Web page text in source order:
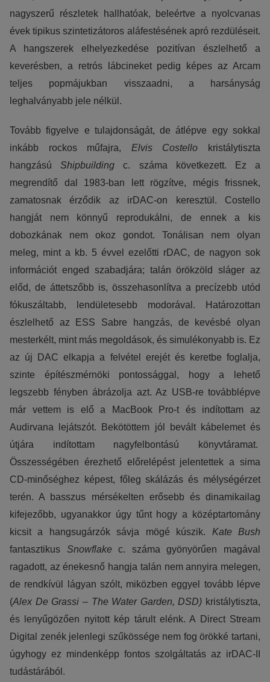
nagyszerű részletek hallhatóak, beleértve a nyolcvanas
évek tipikus szintetizátoros aláfestésének apró rezdüléseit.
A hangszerek elhelyezkedése pozitívan észlelhető a
keverésben, a retrós lábcineket pedig képes az Arcam
teljes popmájukban visszaadni, a harsányság
leghalványabb jele nélkül.
Tovább figyelve e tulajdonságát, de átlépve egy sokkal
inkább rockos műfajra, Elvis Costello kristálytiszta
hangzásúShipbuilding c. száma következett. Ez a
megrendítő dal 1983-ban lett rögzítve, mégis frissnek,
zamatosnak érződik az irDAC-on keresztül. Costello
hangját nem könnyű reprodukálni, de ennek a kis
dobozkának nem okoz gondot. Tonálisan nem olyan
meleg, mint a kb. 5 évvel ezelőtti rDAC, de nagyon sok
információt enged szabadjára; talán örökzöld sláger az
előd, de áttetszőbb is, összehasonlítva a precízebb utód
fókuszáltabb, lendületesebb modorával. Határozottan
észlelhető az ESS Sabre hangzás, de kevésbé olyan
mesterkélt, mint más megoldások, és simulékonyabb is. Ez
az új DAC elkapja a felvétel erejét és keretbe foglalja,
szinte építészmérnöki pontossággal, hogy a lehető
legszebb fényben ábrázolja azt. Az USB-re továbblépve
már vettem is elő a MacBook Pro-t és indítottam az
Audirvana lejátszót. Bekötöttem jól bevált kábelemet és
útjára indítottam nagyfelbontású könyvtáramat.
Összességében érezhető előrelépést jelentettek a sima
CD-minőséghez képest, főleg skálázás és mélységérzet
terén. A basszus mérsékelten erősebb és dinamikailag
kifejezőbb, ugyanakkor úgy tűnt hogy a középtartomány
kicsit a hangsugárzók sávja mögé kúszik. Kate Bush
fantasztikus Snowflakec. száma gyönyörűen magával
ragadott, az énekesnő hangja talán nem annyira melegen,
de rendkívül lágyan szólt, miközben eggyel tovább lépve
(Alex De Grassi – The Water Garden, DSD) kristálytiszta,
és lenyűgözően nyitott kép tárult elénk. A Direct Stream
Digital zenék jelenlegi szűkössége nem fog örökké tartani,
úgyhogy ez mindenképp fontos szolgáltatás az irDAC-II
tudástárából.